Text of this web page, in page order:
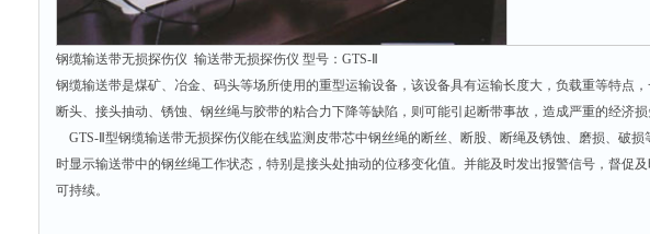
钢缆输送带无损探伤仪 输送带无损探伤仪 型号：GTS-Ⅱ
钢缆输送带是煤矿、冶金、码头等场所使用的重型运输设备，该设备具有运输长度大，负载重等特点
断头、接头抽动、锈蚀、钢丝绳与胶带的粘合力下降等缺陷，则可能引起断带事故，造成严重的经济损
GTS-Ⅱ型钢缆输送带无损探伤仪能在线监测皮带芯中钢丝绳的断丝、断股、断绳及锈蚀、磨损、破
时显示输送带中的钢丝绳工作状态，特别是接头处抽动的位移变化值。并能及时发出报警信号，督促
可持续。